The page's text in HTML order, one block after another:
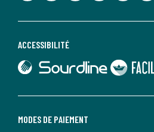
MODES DE PAIEMENT
ACCESSIBILITÉ
lien vers Sourdline
lien vers Faciliti